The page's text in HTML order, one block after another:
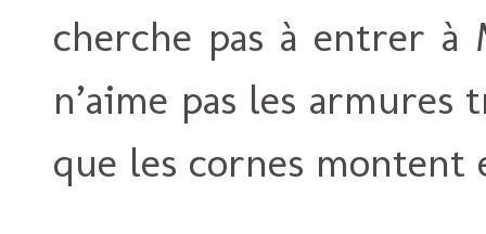
cherche pas à entrer
n’aime pas les
que les cornes montent